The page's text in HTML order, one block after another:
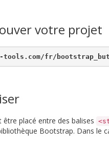
votre projet
fr/
être placé entre des balises
Bootstrap. Dans le